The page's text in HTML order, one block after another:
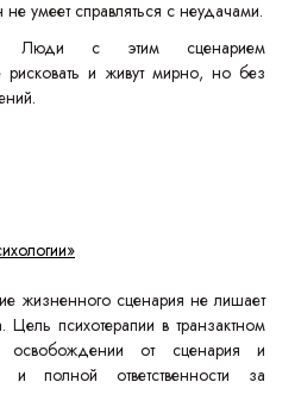
умеет справляться с неудачами.
с этим сценарием
рисковать и живут мирно, но без
жизненного сценария не лишает
психотерапии в транзактном
освобождении от сценария и
и полной ответственности за